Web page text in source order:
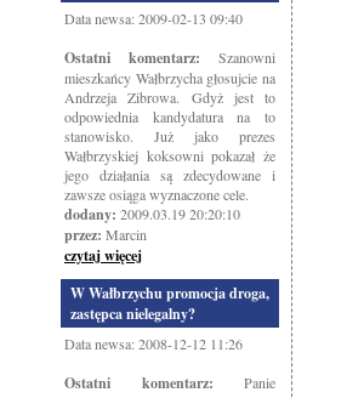
Data newsa: 2009-02-13 09:40
Ostatni komentarz: Szanowni
mieszkańcy Wałbrzycha głosujcie na
Andrzeja Zibrowa. Gdyż jest to
odpowiednia kandydatura na to
stanowisko. Już jako prezes
Wałbrzyskiej koksowni pokazał że
jego działania są zdecydowane i
zawsze osiąga wyznaczone cele.
dodany: 2009.03.19 20:20:10
przez: Marcin
czytaj więcej
W Wałbrzychu promocja droga,
zastępca nielegalny?
Data newsa: 2008-12-12 11:26
Ostatni komentarz: Panie